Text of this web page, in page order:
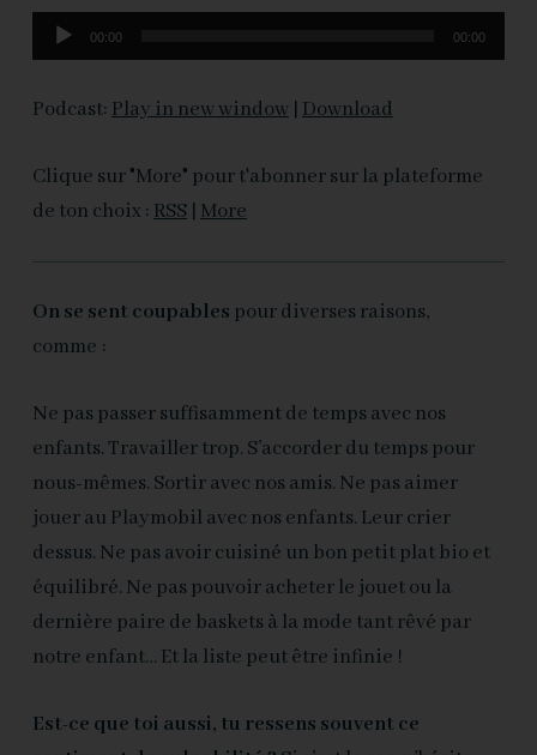
Lecteur
audio
00:00 00:00
Podcast:Play in new window| Download
Clique sur "More" pour t'abonner sur la plateforme
de ton choix :RSS| More
On se sent coupables pour diverses raisons,
comme :
Ne pas passer suffisamment de temps avec nos
enfants. Travailler trop. S’accorder du temps pour
nous-mêmes. Sortir avec nos amis. Ne pas aimer
jouer au Playmobil avec nos enfants. Leur crier
dessus. Ne pas avoir cuisiné un bon petit plat bio et
équilibré. Ne pas pouvoir acheter le jouet ou la
dernière paire de baskets à la mode tant rêvé par
notre enfant… Et la liste peut être infinie !
Est-ce que toi aussi, tu ressens souvent ce